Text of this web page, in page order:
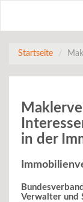
Startseite
in der
Verwalter und